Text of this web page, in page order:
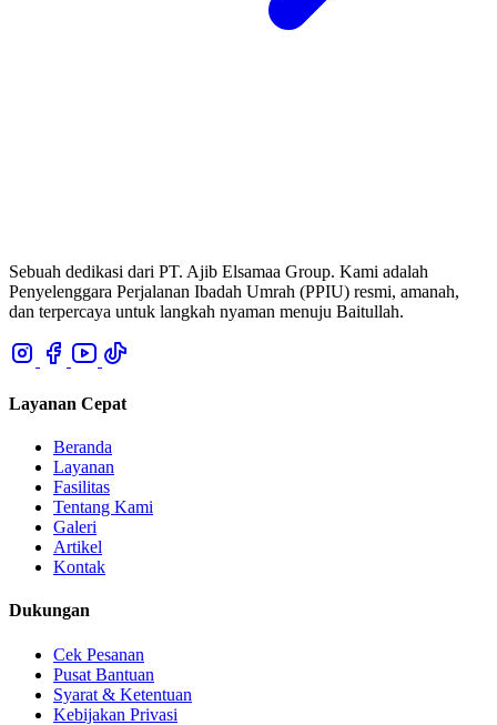
Sebuah dedikasi dari PT. Ajib Elsamaa Group. Kami adalah
Penyelenggara Perjalanan Ibadah Umrah (PPIU) resmi, amanah,
dan terpercaya untuk langkah nyaman menuju Baitullah.
Layanan Cepat
Beranda
Layanan
Fasilitas
Tentang Kami
Galeri
Artikel
Kontak
Dukungan
Cek Pesanan
Pusat Bantuan
Syarat & Ketentuan
Kebijakan Privasi